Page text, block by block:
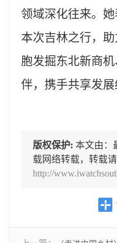
领域深化往来。
本次吉林之行，
胞发掘东北新商
伴，携手共享发展
版权保护: 本文由：
载网络转载，转载
http://